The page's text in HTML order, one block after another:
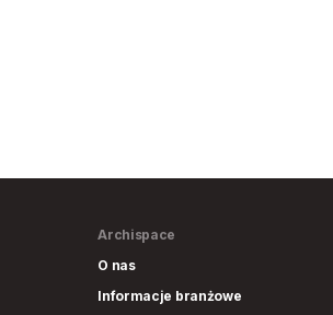
Archispace
O nas
Informacje branżowe